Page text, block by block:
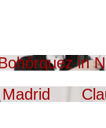
in